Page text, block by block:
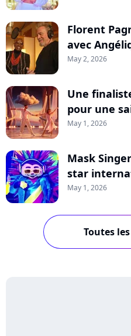
Florent
avec
May 2, 2026
Une
pour une
May 1, 2026
Mask
star
May 1, 2026
Toutes